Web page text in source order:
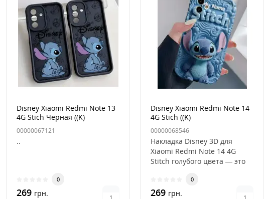
Disney Xiaomi Redmi Note 13
4G Stich Черная ((K)
00000067121
..
0
269 грн.
Disney Xiaomi Redmi Note 14
4G Stich ((K)
00000068546
Накладка Disney 3D для
Xiaomi Redmi Note 14 4G
Stitch голубого цвета — это
0
269 грн.